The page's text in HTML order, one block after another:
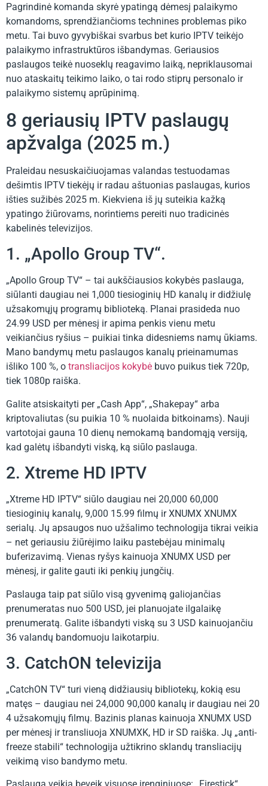
Pagrindinė komanda skyrė ypatingą dėmesį palaikymo
komandoms, sprendžiančioms technines problemas piko
metu. Tai buvo gyvybiškai svarbus bet kurio IPTV teikėjo
palaikymo infrastruktūros išbandymas. Geriausios
paslaugos teikė nuoseklų reagavimo laiką, nepriklausomai
nuo ataskaitų teikimo laiko, o tai rodo stiprų personalo ir
palaikymo sistemų aprūpinimą.
8 geriausių IPTV paslaugų
apžvalga (2025 m.)
Praleidau nesuskaičiuojamas valandas testuodamas
dešimtis IPTV tiekėjų ir radau aštuonias paslaugas, kurios
išties sužibės 2025 m. Kiekviena iš jų suteikia kažką
ypatingo žiūrovams, norintiems pereiti nuo tradicinės
kabelinės televizijos.
1. „Apollo Group TV“.
„Apollo Group TV“ – tai aukščiausios kokybės paslauga,
siūlanti daugiau nei 1,000 tiesioginių HD kanalų ir didžiulę
užsakomųjų programų biblioteką. Planai prasideda nuo
24.99 USD per mėnesį ir apima penkis vienu metu
veikiančius ryšius – puikiai tinka didesniems namų ūkiams.
Mano bandymų metu paslaugos kanalų prieinamumas
išliko 100 %, o transliacijos kokybė buvo puikus tiek 720p,
tiek 1080p raiška.
Galite atsiskaityti per „Cash App“, „Shakepay“ arba
kriptovaliutas (su puikia 10 % nuolaida bitkoinams). Nauji
vartotojai gauna 10 dienų nemokamą bandomąją versiją,
kad galėtų išbandyti viską, ką siūlo paslauga.
2. Xtreme HD IPTV
„Xtreme HD IPTV“ siūlo daugiau nei 20,000 60,000
tiesioginių kanalų, 9,000 15.99 filmų ir XNUMX XNUMX
serialų. Jų apsaugos nuo užšalimo technologija tikrai veikia
– net geriausiu žiūrėjimo laiku pastebėjau minimalų
buferizavimą. Vienas ryšys kainuoja XNUMX USD per
mėnesį, ir galite gauti iki penkių jungčių.
Paslauga taip pat siūlo visą gyvenimą galiojančias
prenumeratas nuo 500 USD, jei planuojate ilgalaikę
prenumeratą. Galite išbandyti viską su 3 USD kainuojančiu
36 valandų bandomuoju laikotarpiu.
3. CatchON televizija
„CatchON TV“ turi vieną didžiausių bibliotekų, kokią esu
matęs – daugiau nei 24,000 90,000 kanalų ir daugiau nei 20
4 užsakomųjų filmų. Bazinis planas kainuoja XNUMX USD
per mėnesį ir transliuoja XNUMXK, HD ir SD raiška. Jų „anti-
freeze stabili“ technologija užtikrino sklandų transliacijų
veikimą viso bandymo metu.